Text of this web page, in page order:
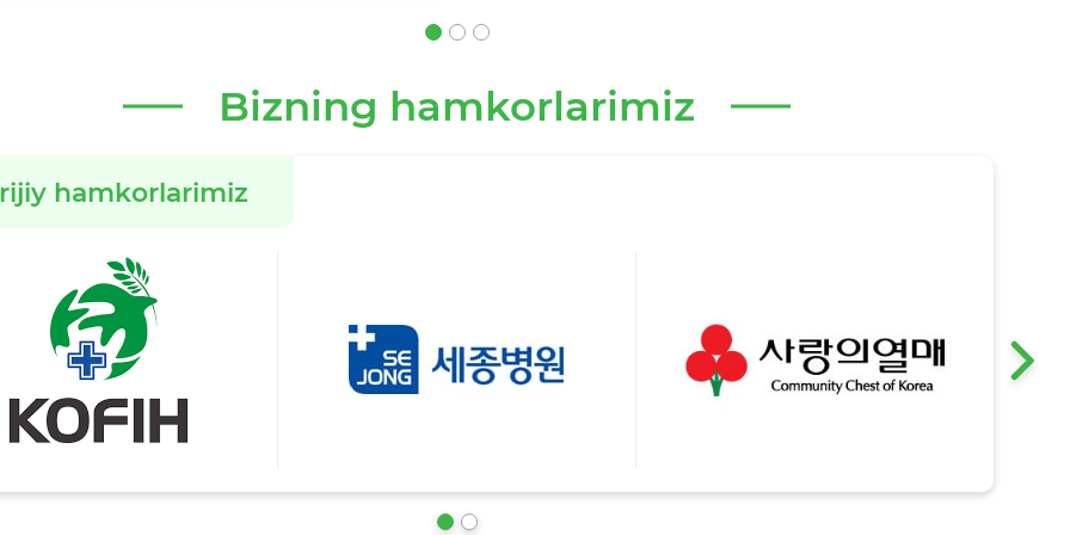
Bizning hamkorlarimiz
hamkorlarimiz
›